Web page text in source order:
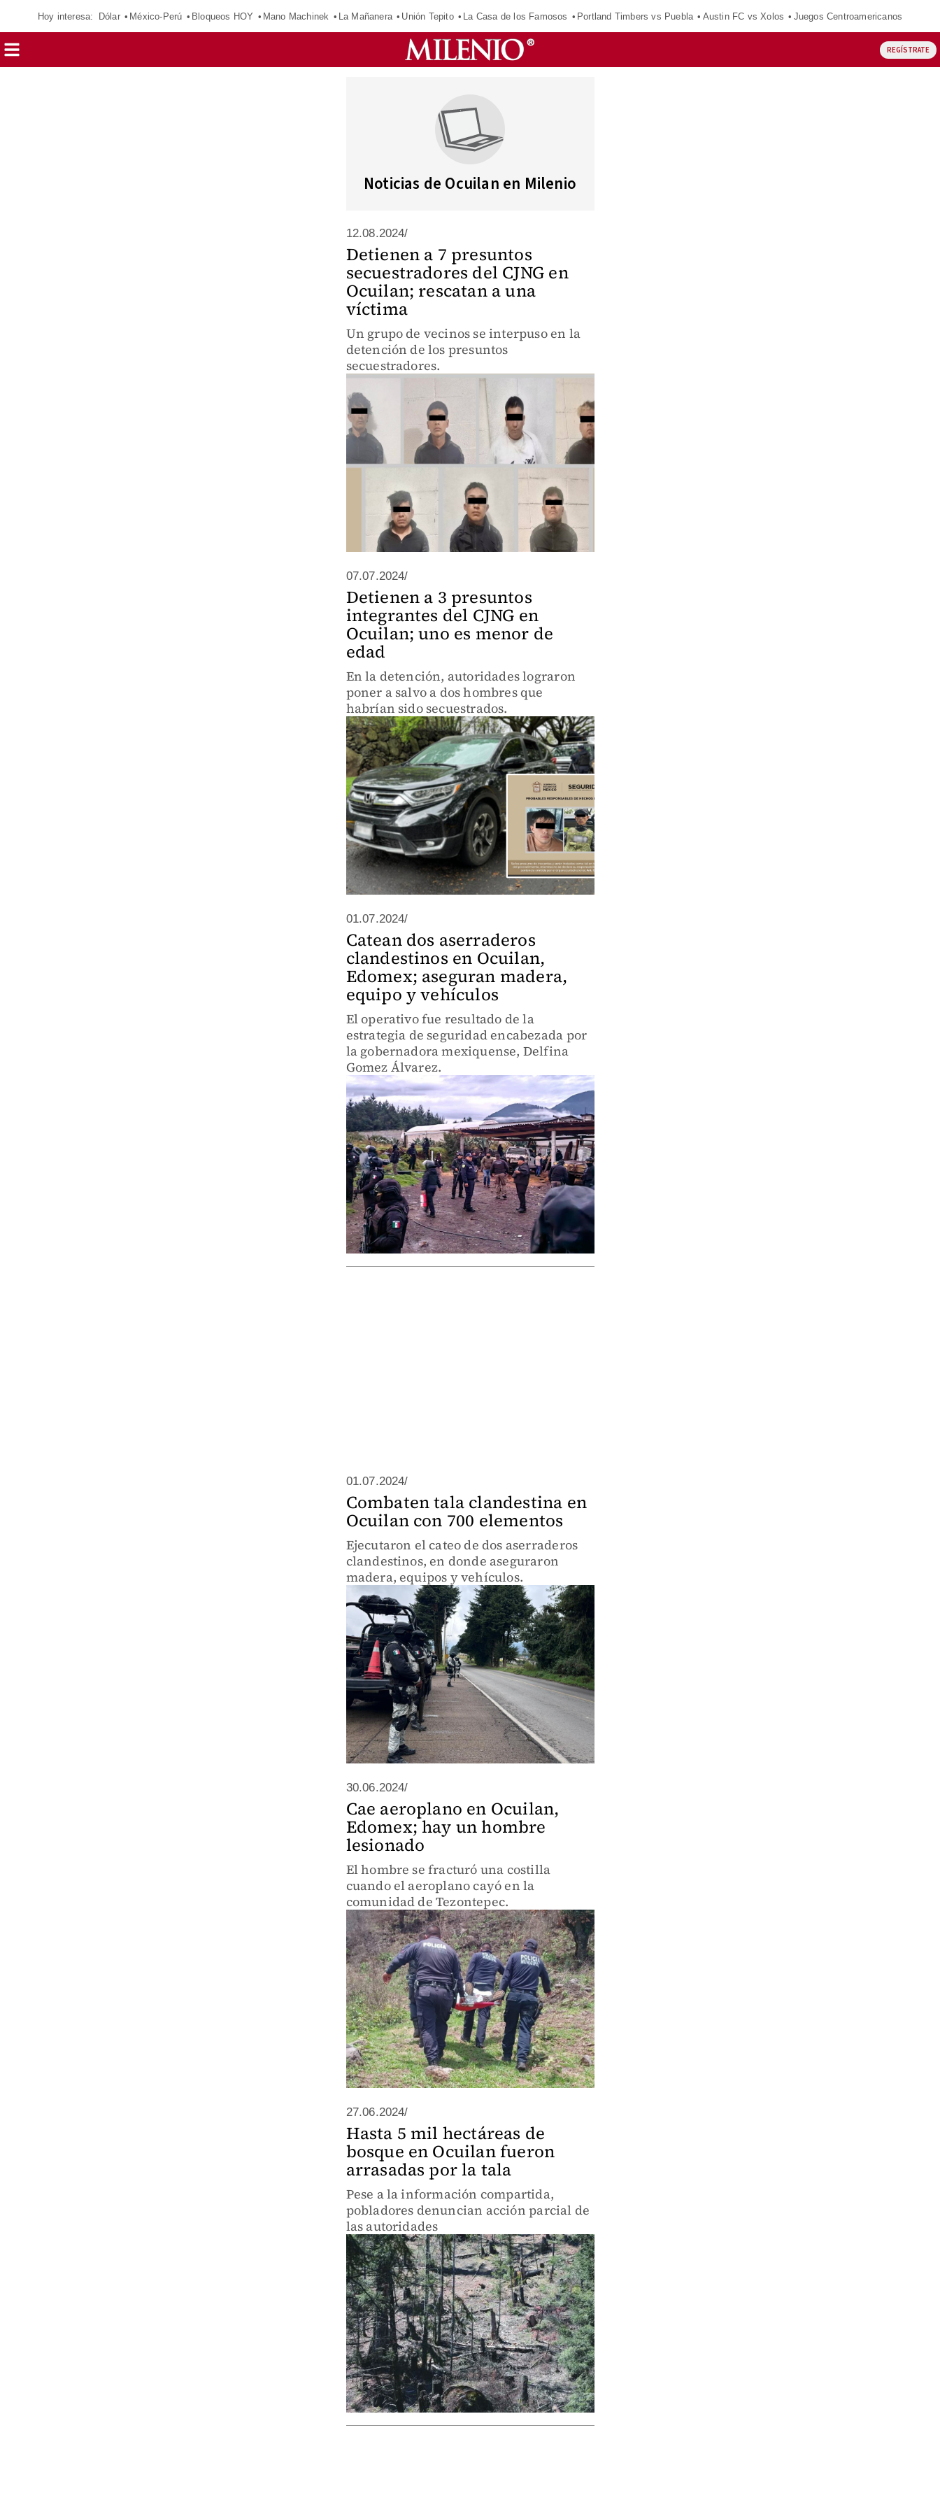
Hoy interesa: Dólar México-Perú Bloqueos HOY Mano Machinek La Mañanera Unión Tepito La Casa de los Famosos Portland Timbers vs Puebla Austin FC vs Xolos Juegos Centroamericanos
REGÍSTRATE
Noticias de Ocuilan en Milenio
12.08.2024/
Detienen a 7 presuntos
secuestradores del CJNG en
Ocuilan; rescatan a una
víctima
Un grupo de vecinos se interpuso en la
detención de los presuntos
secuestradores.
07.07.2024/
Detienen a 3 presuntos
integrantes del CJNG en
Ocuilan; uno es menor de
edad
En la detención, autoridades lograron
poner a salvo a dos hombres que
habrían sido secuestrados.
01.07.2024/
Catean dos aserraderos
clandestinos en Ocuilan,
Edomex; aseguran madera,
equipo y vehículos
El operativo fue resultado de la
estrategia de seguridad encabezada por
la gobernadora mexiquense, Delfina
Gomez Álvarez.
01.07.2024/
Combaten tala clandestina en
Ocuilan con 700 elementos
Ejecutaron el cateo de dos aserraderos
clandestinos, en donde aseguraron
madera, equipos y vehículos.
30.06.2024/
Cae aeroplano en Ocuilan,
Edomex; hay un hombre
lesionado
El hombre se fracturó una costilla
cuando el aeroplano cayó en la
comunidad de Tezontepec.
27.06.2024/
Hasta 5 mil hectáreas de
bosque en Ocuilan fueron
arrasadas por la tala
Pese a la información compartida,
pobladores denuncian acción parcial de
las autoridades